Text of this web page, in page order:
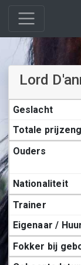
Lord